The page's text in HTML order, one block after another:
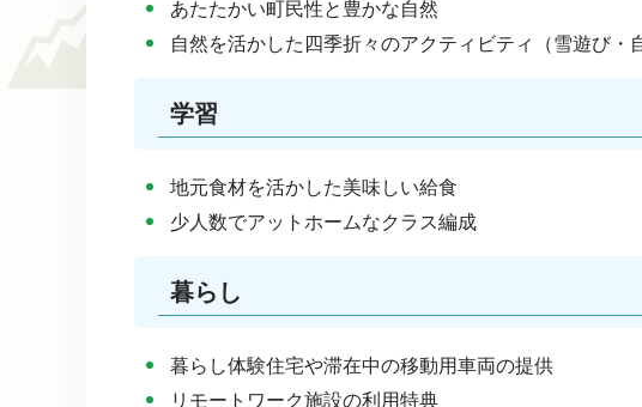
あたたかい町民性と豊かな自然
自然を活かした四季折々のアクティビティ（雪遊び・
学習
地元食材を活かした美味しい給食
少人数でアットホームなクラス編成
暮らし
暮らし体験住宅や滞在中の移動用車両の提供
リモートワーク施設の利用特典